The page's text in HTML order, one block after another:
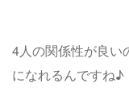
4人の関係性が良い
になれるんですね♪